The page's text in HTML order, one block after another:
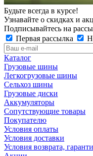
Будьте всегда в курсе!
Узнавайте о скидках и
Подписывайтесь на
Первая рассылка
Каталог
Грузовые шины
Легкогрузовые шины
Сельхоз шины
Грузовые диски
Аккумуляторы
Сопутствующие товары
Покупателю
Условия оплаты
Условия доставки
Условия возврата,